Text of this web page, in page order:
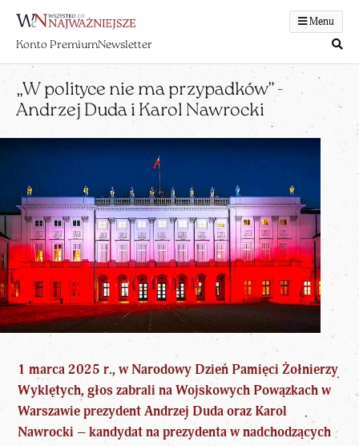
Menu
Konto PremiumNewsletter
„W polityce nie ma przypadków” -
Andrzej Duda i Karol Nawrocki
1 marca 2025 r., w Narodowy Dzień Pamięci Żołnierzy
Wyklętych, głos zabrali na Wojskowych Powązkach w
Warszawie prezydent Andrzej Duda oraz Karol
Nawrocki – kandydat na prezydenta w nadchodzących